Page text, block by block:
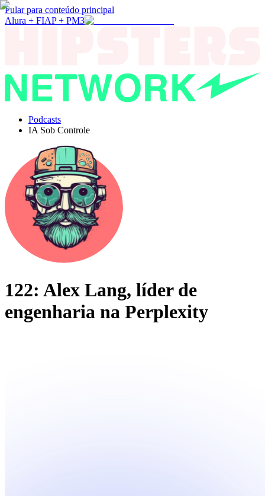
Pular para conteúdo principal
Alura + FIAP + PM3
Podcasts
IA Sob Controle
122: Alex Lang, líder de
engenharia na Perplexity